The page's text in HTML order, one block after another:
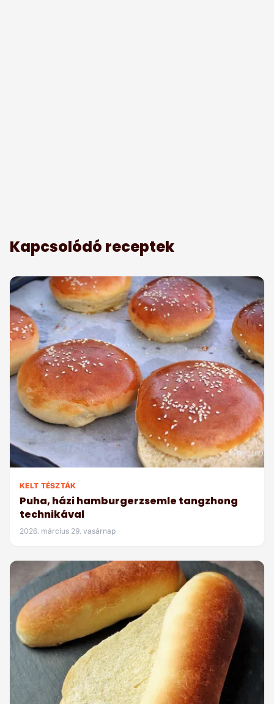
Kapcsolódó receptek
KELT TÉSZTÁK
Puha, házi hamburgerzsemle tangzhong
technikával
2026. március 29. vasárnap